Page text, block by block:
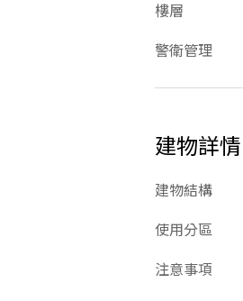
樓層
警衛管理
建物詳情
建物結構
使用分區
注意事項